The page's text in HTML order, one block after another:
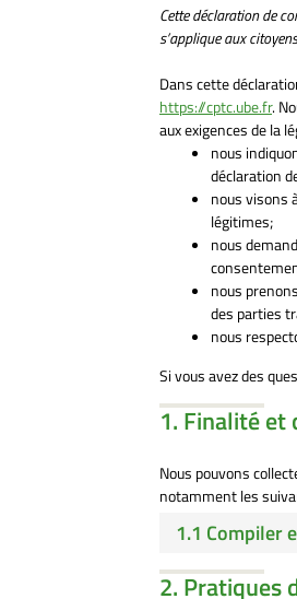
Cette déclaration de
s’applique aux
Dans cette
https://cptc.ube.fr.
aux exigences de la
nous
déclaration
nous visons
légitimes;
nous
nous
des parties
nous
Si vous avez des
1. Finalité et
Nous pouvons
notamment les
1.1 Compiler
2. Pratiques